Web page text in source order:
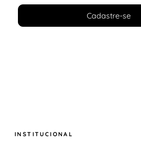
Cadastre-se
INSTITUCIONAL